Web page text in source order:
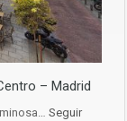
– Madrid
Seguir